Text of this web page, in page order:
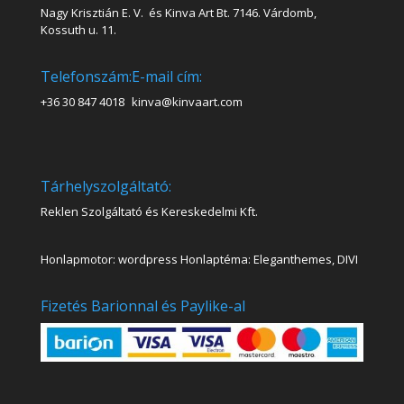
Nagy Krisztián E. V. és Kinva Art Bt. 7146. Várdomb,
Kossuth u. 11.
Telefonszám:
+36 30 847 4018
E-mail cím:
kinva@kinvaart.com
Tárhelyszolgáltató:
Reklen Szolgáltató és Kereskedelmi Kft.
Honlapmotor: wordpress Honlaptéma: Eleganthemes, DIVI
Fizetés Barionnal és Paylike-al